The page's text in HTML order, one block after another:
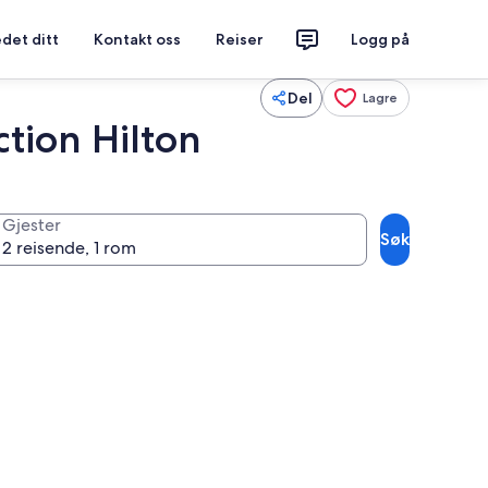
ditt Kontakt oss Reiser Logg på
Del Lagre
Hilton
Gjester
Søk